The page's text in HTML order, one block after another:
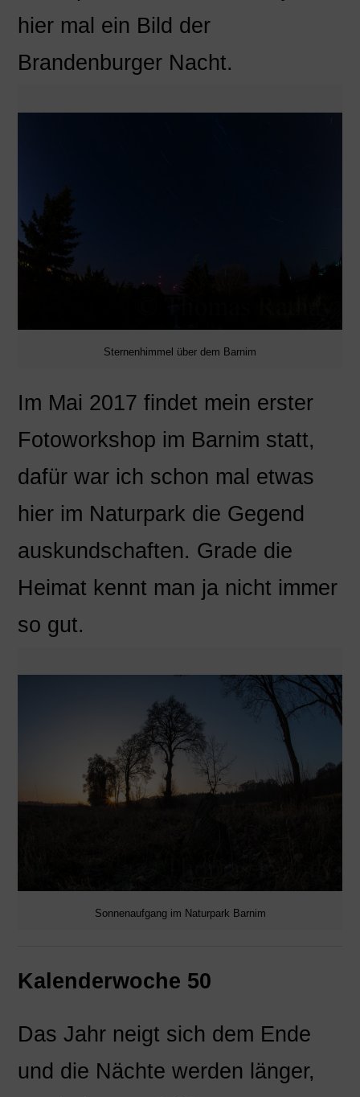
hier mal ein Bild der
Brandenburger Nacht.
Sternenhimmel über dem Barnim
Im Mai 2017 findet mein erster
Fotoworkshop im Barnim statt,
dafür war ich schon mal etwas
hier im Naturpark die Gegend
auskundschaften. Grade die
Heimat kennt man ja nicht immer
so gut.
Sonnenaufgang im Naturpark Barnim
Kalenderwoche 50
Das Jahr neigt sich dem Ende
und die Nächte werden länger,